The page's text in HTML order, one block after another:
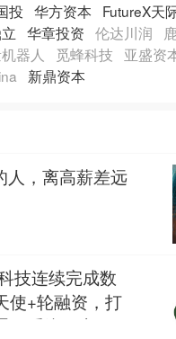
投 华方资本
FutureX天
华章投资 伦达川润
器人 觅蜂科技 亚盛资
新鼎资本
人，离高薪差远
技连续完成数
使+轮融资，打
系统及应用